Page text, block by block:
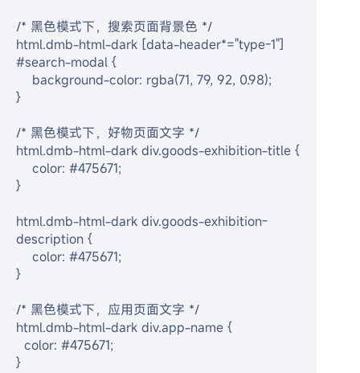
/* 黑色模式下，搜索页面背景色 */
html.dmb-html-dark [data-header*="type-1"]
#search-modal {
background-color: rgba(71, 79, 92, 0.98);
}
/* 黑色模式下，好物页面文字 */
html.dmb-html-dark div.goods-exhibition-title {
color: #475671;
}
html.dmb-html-dark div.goods-exhibition-
description {
color: #475671;
}
/* 黑色模式下，应用页面文字 */
html.dmb-html-dark div.app-name {
  color: #475671;
}